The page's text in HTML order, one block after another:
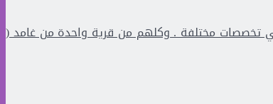
5 بروفسيور منهم 3 أطباء و32 يحملون الدكتوراه في عدة تخصصات وعدد 14 استشاري طب و32 طبيب في تخصصات مختلفة . وكلهم من قرية واحدة من غامد (